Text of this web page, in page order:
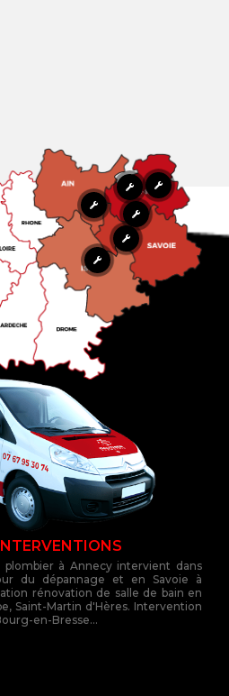
à Annecy intervient dans
du dépannage et en Savoie à
rénovation de salle de bain en
Saint-Martin d'Hères. Intervention
en-Bresse...